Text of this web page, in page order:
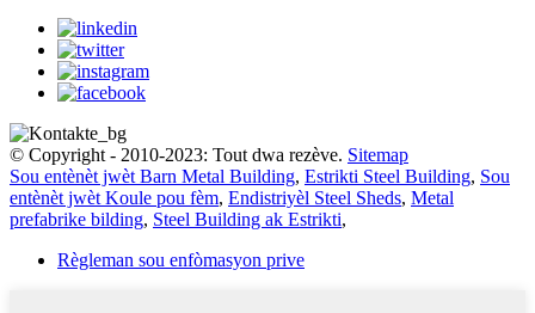
© Copyright - 2010-2023: Tout dwa rezève. Sitemap
Sou entènèt jwèt Barn Metal Building, Estrikti Steel Building, Sou
entènèt jwèt Koule pou fèm, Endistriyèl Steel Sheds, Metal
prefabrike bilding, Steel Building ak Estrikti,
Règleman sou enfòmasyon prive